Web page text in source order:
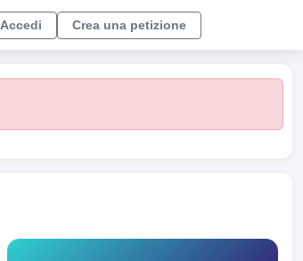
Accedi Crea una petizione